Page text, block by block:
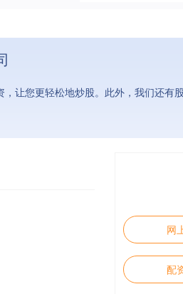
让您更轻松地炒股。此外，我们还有
网
配